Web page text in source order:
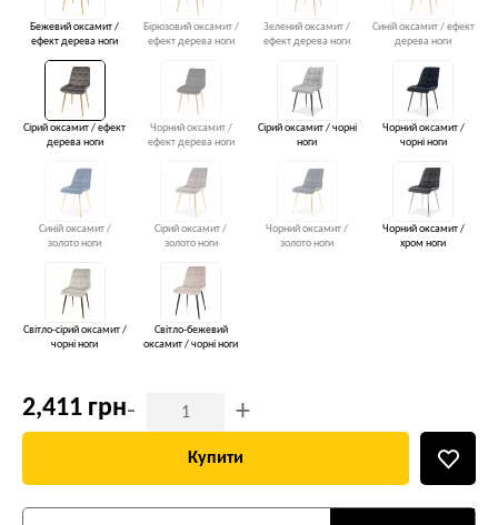
Бежевий оксамит /
ефект дерева ноги
Бірюзовий оксамит /
ефект дерева ноги
Зелений оксамит /
ефект дерева ноги
Синій оксамит / ефект
дерева ноги
Сірий оксамит / ефект
дерева ноги
Чорний оксамит /
ефект дерева ноги
Сірий оксамит / чорні
ноги
Чорний оксамит /
чорні ноги
Синій оксамит /
золото ноги
Сірий оксамит /
золото ноги
Чорний оксамит /
золото ноги
Чорний оксамит /
хром ноги
Світло-сірий оксамит /
чорні ноги
Світло-бежевий
оксамит / чорні ноги
2,411 грн- +
Купити